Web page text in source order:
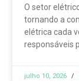
O setor
tornando a
elétrica cada
responsáveis
julho 10, 2026